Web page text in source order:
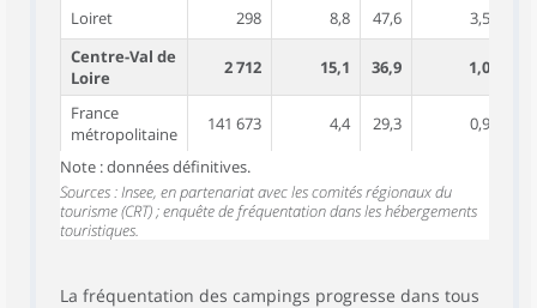
Loiret
298 8,8 47,6
3,5
Centre-Val de
Loire
2 712 15,1 36,9 1,0
France
métropolitaine
141 673 4,4 29,3
0,9
Note : données définitives.
Sources : Insee, en partenariat avec les comités régionaux du
tourisme (CRT) ; enquête de fréquentation dans les hébergements
touristiques.
La fréquentation des campings progresse dans tous